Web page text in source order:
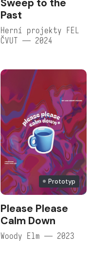
Sweep to the
Past
Herní projekty FEL
ČVUT — 2024
Prototyp
Please Please
Calm Down
Woody Elm — 2023